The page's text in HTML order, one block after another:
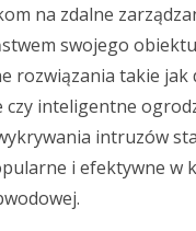
na zdalne
swojego
rozwiązania takie jak
czy inteligentne
intruzów
i efektywne w